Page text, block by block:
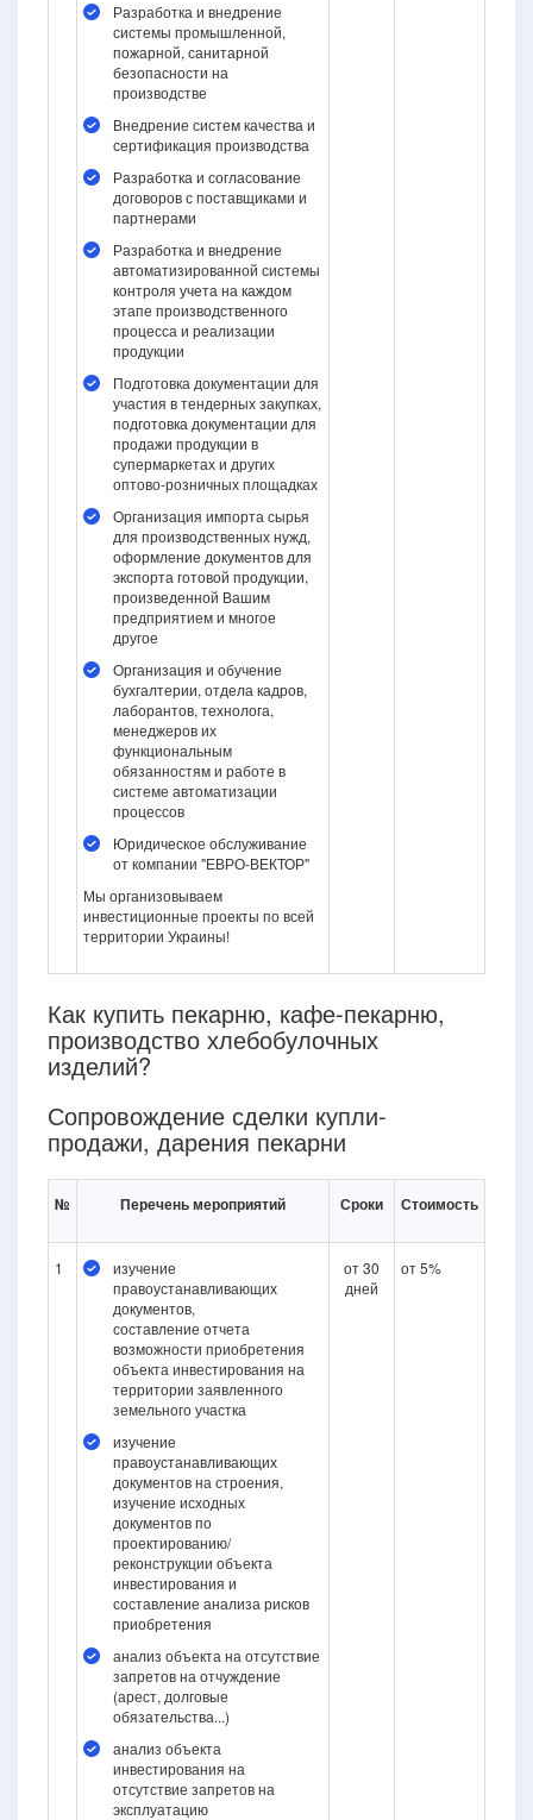
Разработка и внедрение
системы промышленной,
пожарной, санитарной
безопасности на
производстве
Внедрение систем качества и
сертификация производства
Разработка и согласование
договоров с поставщиками и
партнерами
Разработка и внедрение
автоматизированной системы
контроля учета на каждом
этапе производственного
процесса и реализации
продукции
Подготовка документации для
участия в тендерных закупках,
подготовка документации для
продажи продукции в
супермаркетах и других
оптово-розничных площадках
Организация импорта сырья
для производственных нужд,
оформление документов для
экспорта готовой продукции,
произведенной Вашим
предприятием и многое
другое
Организация и обучение
бухгалтерии, отдела кадров,
лаборантов, технолога,
менеджеров их
функциональным
обязанностям и работе в
системе автоматизации
процессов
Юридическое обслуживание
от компании "ЕВРО-ВЕКТОР"
Мы организовываем
инвестиционные проекты по всей
территории Украины!
Как купить пекарню, кафе-пекарню,
производство хлебобулочных
изделий?
Сопровождение сделки купли-
продажи, дарения пекарни
№ Перечень мероприятий Сроки Стоимость
1
изучение
правоустанавливающих
документов,
составление отчета
возможности приобретения
объекта инвестирования на
территории заявленного
земельного участка
изучение
правоустанавливающих
документов на строения,
изучение исходных
документов по
проектированию/
реконструкции объекта
инвестирования и
составление анализа рисков
приобретения
анализ объекта на отсутствие
запретов на отчуждение
(арест, долговые
обязательства...)
анализ объекта
инвестирования на
отсутствие запретов на
эксплуатацию
от 30
дней
от 5%